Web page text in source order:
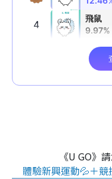
《U GO》
體驗新興運動💦＋